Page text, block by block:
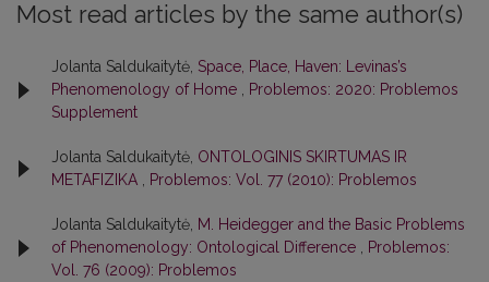
Most read articles by the same author(s)
Jolanta Saldukaitytė, Space, Place, Haven: Levinas’s
Phenomenology of Home
Problemos: 2020: Problemos
Supplement
Jolanta Saldukaitytė, ONTOLOGINIS SKIRTUMAS IR
METAFIZIKA
Problemos: Vol. 77 (2010): Problemos
Jolanta Saldukaitytė, M. Heidegger and the Basic Problems
of Phenomenology: Ontological Difference
Problemos:
Vol. 76 (2009): Problemos